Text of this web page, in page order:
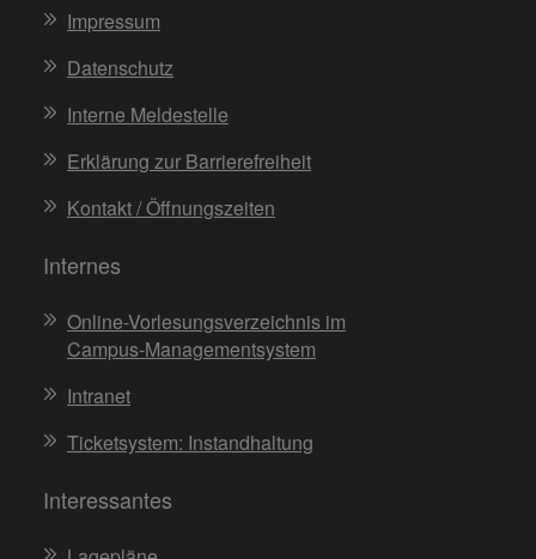
Impressum
Datenschutz
Interne Meldestelle
Erklärung zur Barrierefreiheit
Kontakt / Öffnungszeiten
Internes
Online-Vorlesungsverzeichnis im
Campus-Managementsystem
Intranet
Ticketsystem: Instandhaltung
Interessantes